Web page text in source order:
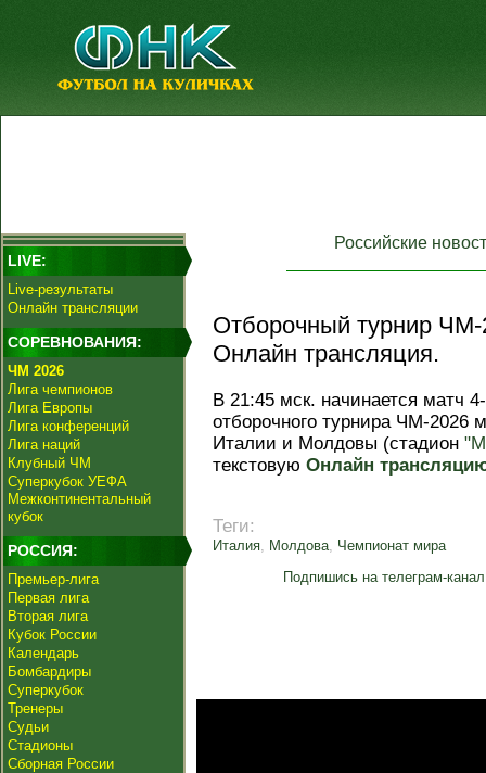
LIVE:
Live-результаты
Онлайн трансляции
СОРЕВНОВАНИЯ:
ЧМ 2026
Лига чемпионов
Лига Европы
Лига конференций
Лига наций
Клубный ЧМ
Суперкубок УЕФА
Межконтинентальный
кубок
РОССИЯ:
Премьер-лига
Первая лига
Вторая лига
Кубок России
Календарь
Бомбардиры
Суперкубок
Тренеры
Судьи
Стадионы
Сборная России
Российские
Отборочный турнир
Онлайн трансляция.
В 21:45 мск. начинается матч 4-
отборочного турнира ЧМ-
Италии и Молдовы (стадион
текстовую Онлайн
Теги:
Италия, Молдова, Чемпионат мира
Подпишись на телеграм-